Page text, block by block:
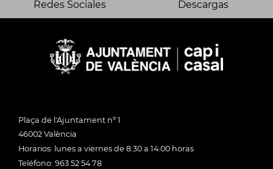
Redes Sociales Descargas
Plaça de l'Ajuntament nº 1
46002 València
Horarios: lunes a viernes de 8:30 a 14:00 horas
Teléfono: 963 52 54 78